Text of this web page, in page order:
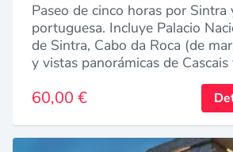
Paseo de cinco horas por Sintra
portuguesa. Incluye Palacio
de Sintra, Cabo da Roca (de
y vistas panorámicas de Cascais
60,00 €